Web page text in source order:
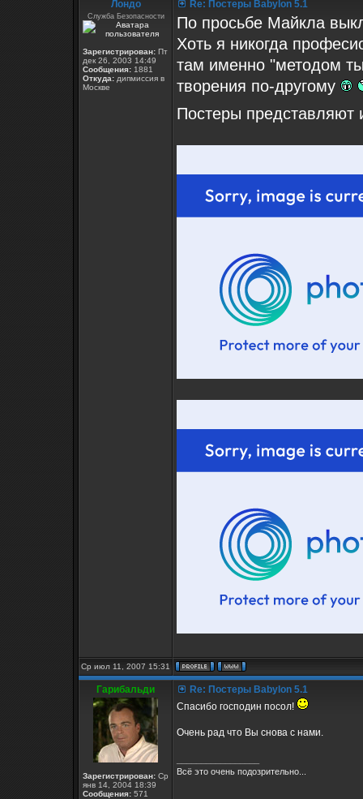
Лондо
Служба Безопасности
Зарегистрирован: Пт
дек 26, 2003 14:49
Сообщения: 1881
Откуда: дипмиссия в
Москве
Re: Постеры Babylon 5.1
По просьбе Майкла
Хоть я никогда
там именно "методом
творения по-другому
Постеры представляют
Ср июл 11, 2007 15:31
Гарибальди
Зарегистрирован: Ср
янв 14, 2004 18:39
Сообщения: 571
Re: Постеры Babylon 5.1
Спасибо господин посол!
Очень рад что Вы снова с нами.
Всё это очень подозрительно...